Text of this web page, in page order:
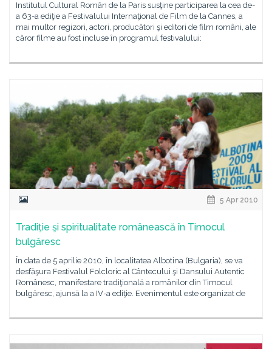
Institutul Cultural Român de la Paris susţine participarea la cea de-
a 63-a ediţie a Festivalului Internaţional de Film de la Cannes, a
mai multor regizori, actori, producători şi editori de film români, ale
căror filme au fost incluse în programul festivalului:
5 Apr 2010
Tradiţie şi spiritualitate românească în Timocul
bulgăresc
În data de 5 aprilie 2010, în localitatea Albotina (Bulgaria), se va
desfăşura Festivalul Folcloric al Cântecului şi Dansului Autentic
Românesc, manifestare tradiţională a românilor din Timocul
bulgăresc, ajunsă la a IV-a ediţie. Evenimentul este organizat de